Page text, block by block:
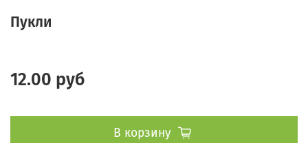
Пукли
12.00 руб
В корзину